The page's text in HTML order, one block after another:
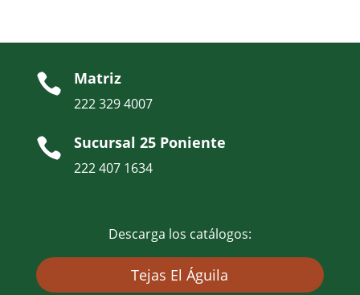
 Matriz
222 329 4007
 Sucursal 25 Poniente
222 407 1634
Descarga los catálogos:
Tejas El Águila